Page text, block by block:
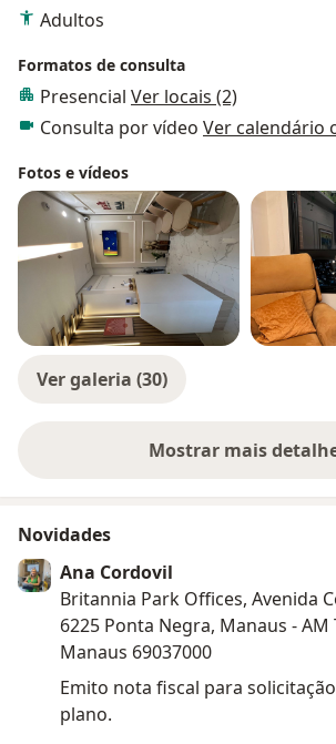
Adultos
Formatos de consulta
Presencial Ver locais (2)
Consulta por vídeo Ver calendário
Fotos e vídeos
Ver galeria (30)
Mostrar maissobre a
Novidades
Ana Cordovil
Britannia Park Offices, Avenida
6225 Ponta Negra, Manaus -
Manaus 69037000
Emito nota fiscal para
plano.